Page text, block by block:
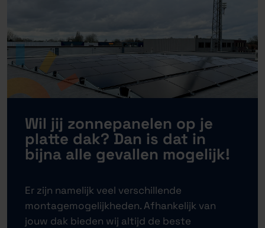
Wil jij zonnepanelen op je
platte dak? Dan is dat in
bijna alle gevallen mogelijk!
Er zijn namelijk veel verschillende
montagemogelijkheden. Afhankelijk van
jouw dak bieden wij altijd de beste